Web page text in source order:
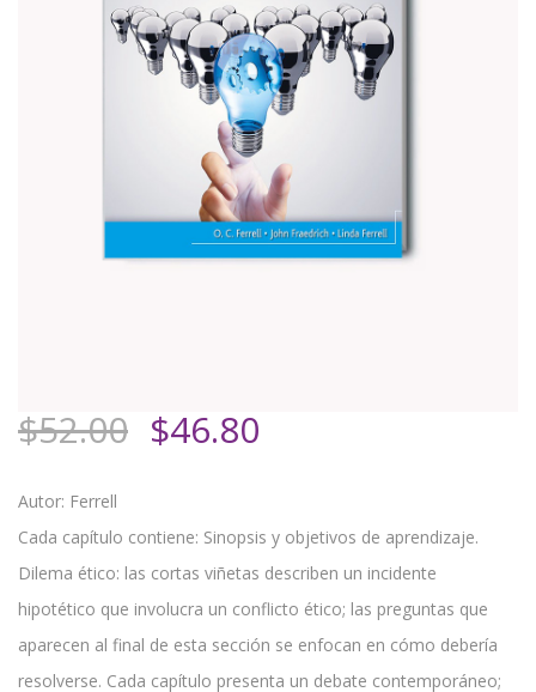
$52.00 El
era:
$52.00.
$46.80
es:
$46.80.
Autor: Ferrell
Cada capítulo contiene: Sinopsis y objetivos de aprendizaje.
Dilema ético: las cortas viñetas describen un incidente
hipotético que involucra un conflicto ético; las preguntas que
aparecen al final de esta sección se enfocan en cómo debería
resolverse. Cada capítulo presenta un debate contemporáneo;